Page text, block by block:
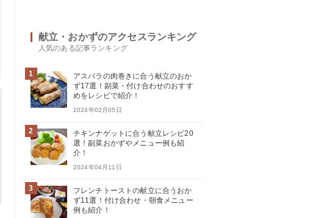
献立・おかずのアクセスランキング
人気のある記事ランキング
1
アスパラの肉巻きに合う献立のおか
ず17選！副菜・付け合わせのおすす
めをレシピで紹介！
2024年02月05日
2
チキンナゲットに合う献立レシピ20
選！副菜おかずやメニュー例も紹
介！
2024年04月11日
3
フレンチトーストの献立に合うおか
ず11選！付け合わせ・朝食メニュー
例も紹介！